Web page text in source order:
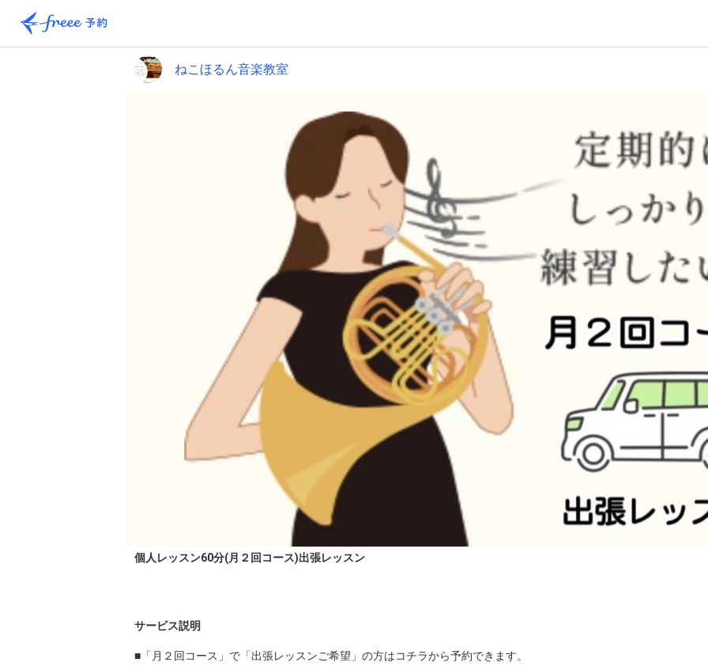
ねこほるん音楽教室
個人レッスン60分(月２回コース)出張レッスン
サービス説明
■「月２回コース」で「出張レッスンご希望」の方はコチラから予約できます。